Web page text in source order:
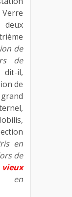
deux
de
de
dit-il,
de
en
de
vieux
en